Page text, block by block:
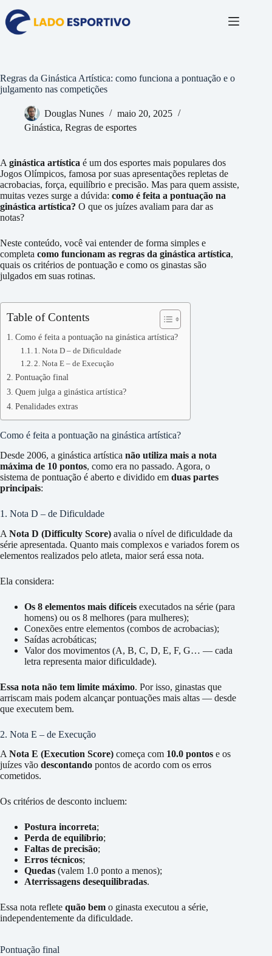
para
conteúdo
Regras da Ginástica Artística: como funciona a pontuação e o
julgamento nas competições
Douglas Nunes
maio 20, 2025
Ginástica, Regras de esportes
A ginástica artística é um dos esportes mais populares dos
Jogos Olímpicos, famosa por suas apresentações repletas de
acrobacias, força, equilíbrio e precisão. Mas para quem assiste,
muitas vezes surge a dúvida: como é feita a pontuação na
ginástica artística? O que os juízes avaliam para dar as
notas?
Neste conteúdo, você vai entender de forma simples e
completa como funcionam as regras da ginástica artística,
quais os critérios de pontuação e como os ginastas são
julgados em suas rotinas.
Table of Contents
Como é feita a pontuação na ginástica artística?
1. Nota D – de Dificuldade
2. Nota E – de Execução
Pontuação final
Quem julga a ginástica artística?
Penalidades extras
Como é feita a pontuação na ginástica artística?
Desde 2006, a ginástica artística não utiliza mais a nota
máxima de 10 pontos, como era no passado. Agora, o
sistema de pontuação é aberto e dividido em duas partes
principais:
1. Nota D – de Dificuldade
A Nota D (Difficulty Score) avalia o nível de dificuldade da
série apresentada. Quanto mais complexos e variados forem os
elementos realizados pelo atleta, maior será essa nota.
Ela considera:
Os 8 elementos mais difíceis executados na série (para
homens) ou os 8 melhores (para mulheres);
Conexões entre elementos (combos de acrobacias);
Saídas acrobáticas;
Valor dos movimentos (A, B, C, D, E, F, G… — cada
letra representa maior dificuldade).
Essa nota não tem limite máximo. Por isso, ginastas que
arriscam mais podem alcançar pontuações mais altas — desde
que executem bem.
2. Nota E – de Execução
A Nota E (Execution Score) começa com 10.0 pontos e os
juízes vão descontando pontos de acordo com os erros
cometidos.
Os critérios de desconto incluem:
Postura incorreta;
Perda de equilíbrio;
Faltas de precisão;
Erros técnicos;
Quedas (valem 1.0 ponto a menos);
Aterrissagens desequilibradas.
Essa nota reflete quão bem o ginasta executou a série,
independentemente da dificuldade.
Pontuação final